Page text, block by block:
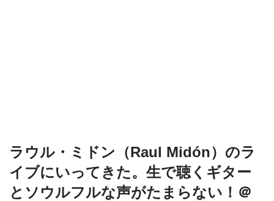
ラウル・ミドン（Raul Midón）のラ
イブにいってきた。生で聴くギター
とソウルフルな声がたまらない！＠